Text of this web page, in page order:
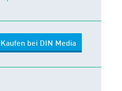
Kaufen bei DIN Media